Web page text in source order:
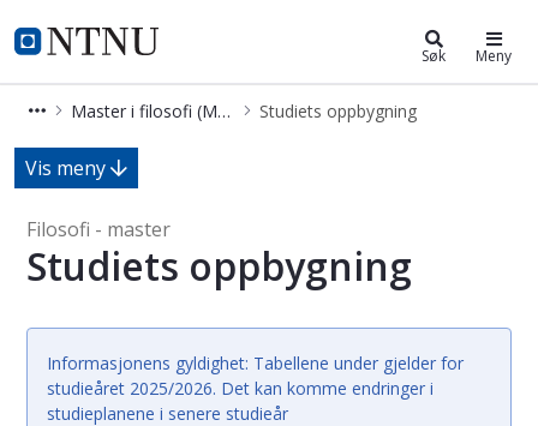
NTNU Hjemmeside
Master i filosofi (MFIFILO) Søk Meny
Master i filosofi (MFIFILO) Studiets oppbygning
Studiets oppbygning - Filosofi -
Vis meny
Filosofi - master
Studiets oppbygning
Informasjonens gyldighet: Tabellene under gjelder for
studieåret 2025/2026. Det kan komme endringer i
studieplanene i senere studieår